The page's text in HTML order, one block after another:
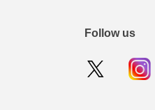
Follow us